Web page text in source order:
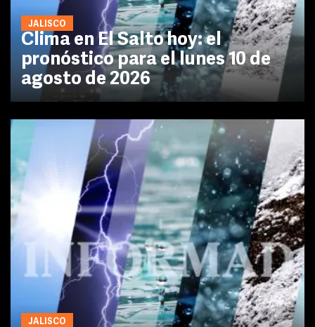
JALISCO
Clima en El Salto hoy: el
pronóstico para el lunes 10 de
agosto de 2026
JALISCO